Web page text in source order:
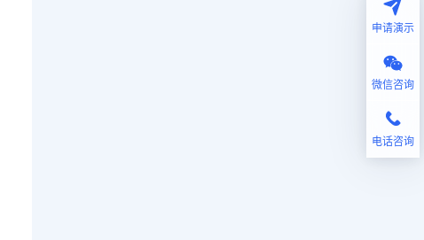
申请演示
微信咨询
电话咨询